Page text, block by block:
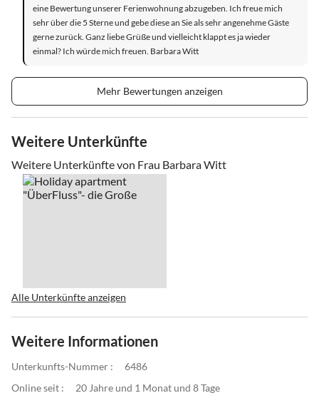
eine Bewertung unserer Ferienwohnung abzugeben. Ich freue mich
sehr über die 5 Sterne und gebe diese an Sie als sehr angenehme Gäste
gerne zurück. Ganz liebe Grüße und vielleicht klappt es ja wieder
einmal? Ich würde mich freuen. Barbara Witt
Mehr Bewertungen anzeigen
Weitere Unterkünfte
Weitere Unterkünfte von Frau Barbara Witt
Alle Unterkünfte anzeigen
Weitere Informationen
Unterkunfts-Nummer :
6486
Online seit :
20 Jahre und 1 Monat und 8 Tage